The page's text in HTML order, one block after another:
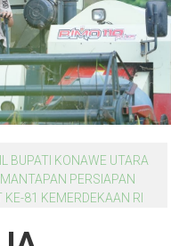
BUPATI KONAWE UTARA
PERSIAPAN
KE-81 KEMERDEKAAN RI